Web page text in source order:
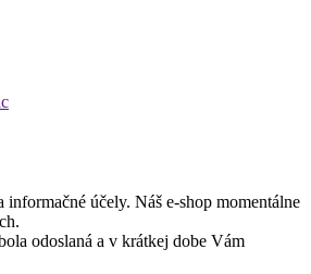
informačné účely. Náš e-shop momentálne
odoslaná a v krátkej dobe Vám